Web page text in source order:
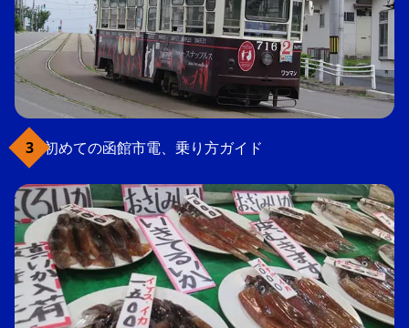
初めての函館市電、乗り方ガイド